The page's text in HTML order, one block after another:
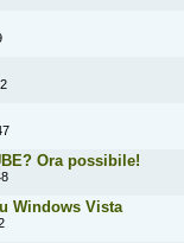
Ora possibile!
Windows Vista